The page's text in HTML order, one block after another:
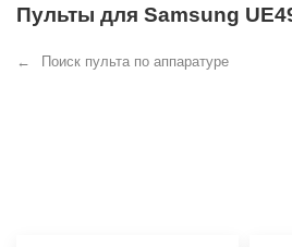
Пульты для Samsung
Поиск пульта по аппаратуре